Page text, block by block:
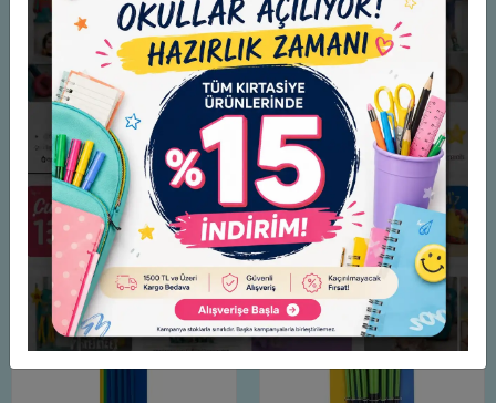
kılları ve ergonomik sap tasarımı ile uzun ömürlü ve konforlu
bir kullanım sunar.
Farklı fırça türleri ile her türlü sanatsal projede ihtiyacınızı
karşılar.
Benzer Ürünler